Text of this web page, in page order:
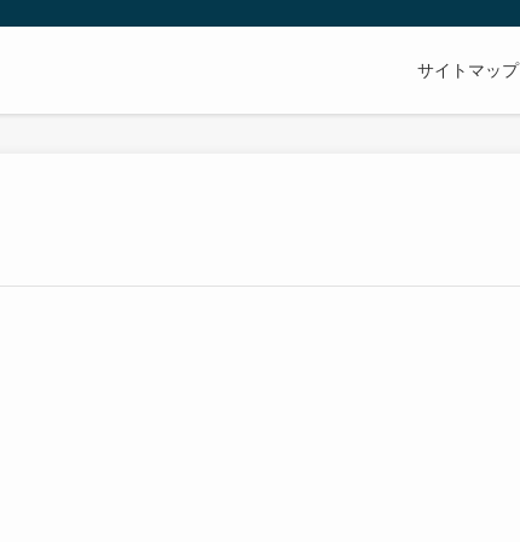
サイトマップ